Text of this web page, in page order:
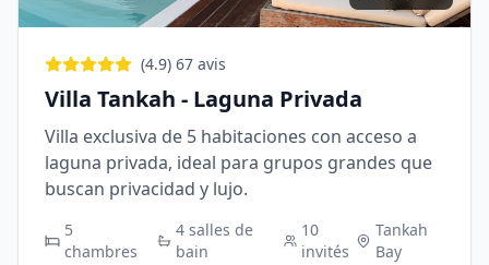
(4.9) 67 avis
Villa Tankah - Laguna Privada
Villa exclusiva de 5 habitaciones con acceso a
laguna privada, ideal para grupos grandes que
buscan privacidad y lujo.
5
chambres
4 salles de
bain
10
invités
Tankah
Bay